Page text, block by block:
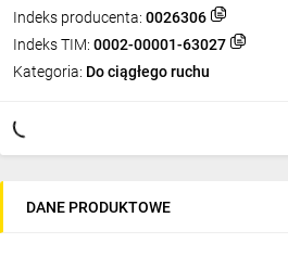
Indeks producenta: 0026306
Indeks TIM: 0002-00001-63027
Kategoria: Do ciągłego ruchu
DANE PRODUKTOWE